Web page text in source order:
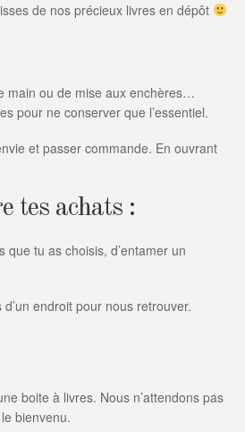
de nos précieux livres en dépôt
main ou de mise aux enchères…
pour ne conserver que l’essentiel.
et passer commande. En ouvrant
tes achats :
tu as choisis, d’entamer un
endroit pour nous retrouver.
boite à livres. Nous n’attendons pas
bienvenu.